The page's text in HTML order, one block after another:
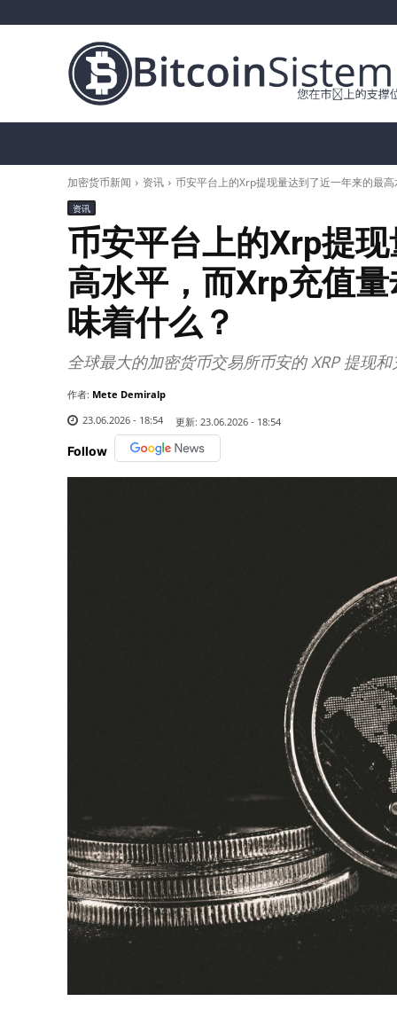
加密货币新闻 资讯 币安平台上的Xrp提现量达到了近一年来的最
资讯
币安平台上的Xrp提
高水平，而Xrp充值
味着什么？
全球最大的加密货币交易所币安的 XRP 提现
作者: Mete Demiralp
23.06.2026 - 18:54
更新: 23.06.2026 - 18:54
Follow